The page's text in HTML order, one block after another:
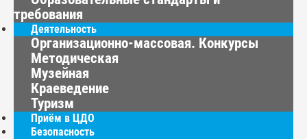
требования
Деятельность
Организационно-массовая. Конкурсы
Методическая
Музейная
Краеведение
Туризм
Приём в ЦДО
Безопасность